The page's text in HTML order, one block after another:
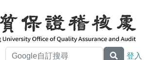
登入